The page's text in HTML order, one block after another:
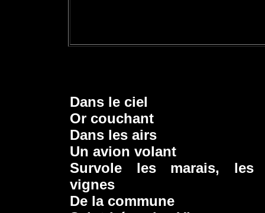
Dans le ciel
Or couchant
Dans les airs
Un avion volant
Survole les marais, les
vignes
De la commune